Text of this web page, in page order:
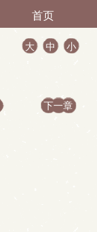
首页
大 中
小
下一章